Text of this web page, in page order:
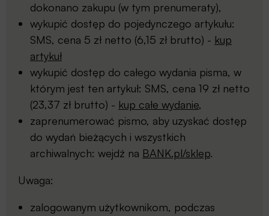
dokonano zakupu (w tym prenumeraty),
wykupić dostęp do pojedynczego artykułu:
SMS, cena 5 zł netto (6,15 zł brutto) - kup
artykuł
wykupić dostęp do całego wydania pisma, w
którym jest ten artykuł: SMS, cena 19 zł netto
(23,37 zł brutto) - kup całe wydanie,
zaprenumerować pismo, aby uzyskać dostęp
do wydań bieżących i wszystkich
archiwalnych: wejdź na BANK.pl/sklep.
Uwaga:
zalogowanym użytkownikom, podczas